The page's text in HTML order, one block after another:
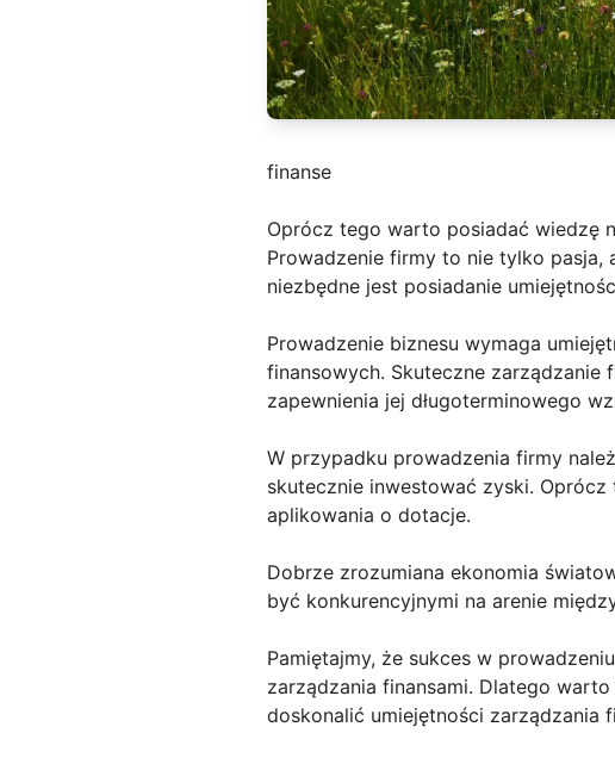
finanse
Oprócz tego warto posiadać wiedzę
Prowadzenie firmy to nie tylko pasja,
niezbędne jest posiadanie
Prowadzenie biznesu wymaga
finansowych. Skuteczne
zapewnienia jej długoterminowego
W przypadku prowadzenia firmy
skutecznie inwestować zyski.
aplikowania o dotacje.
Dobrze zrozumiana ekonomia
być konkurencyjnymi na arenie
Pamiętajmy, że sukces w
zarządzania finansami. Dlatego
doskonalić umiejętności zarządzania